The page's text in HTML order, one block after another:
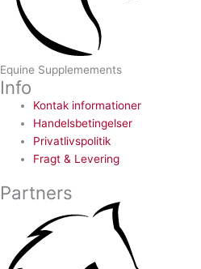
Equine Supplemements
Info
Kontak informationer
Handelsbetingelser
Privatlivspolitik
Fragt & Levering
Partners